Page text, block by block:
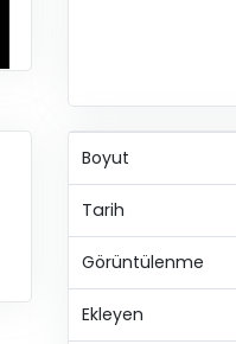
Boyut
Tarih
Görüntülenme
Ekleyen